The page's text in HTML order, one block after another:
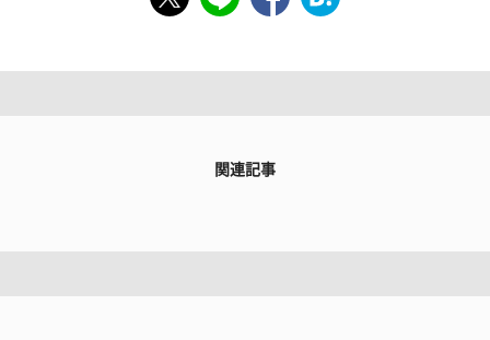
関連記事